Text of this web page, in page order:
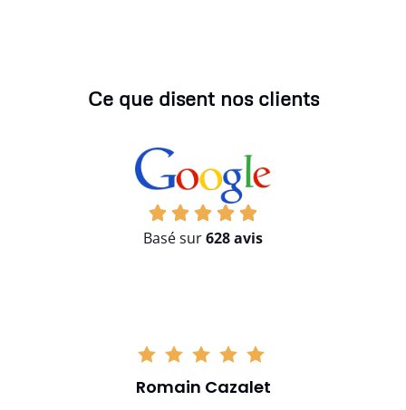
Ce que disent nos clients
Basé sur628 avis
Romain Cazalet